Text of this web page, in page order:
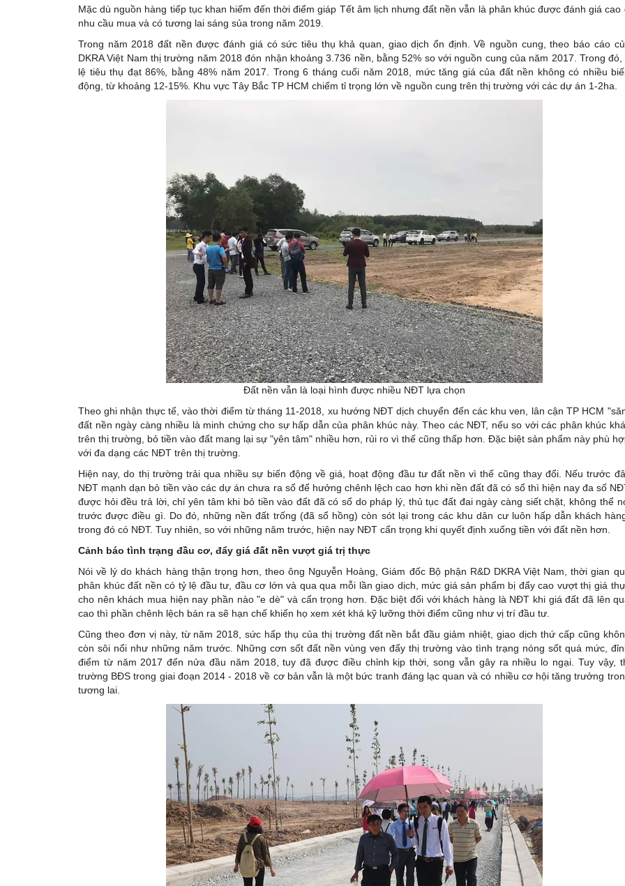
Mặc dù nguồn hàng tiếp tục khan hiếm đến thời điểm giáp Tết âm lịch nhưng đất nền vẫn là phân khúc được đánh giá cao
nhu cầu mua và có tương lai sáng sủa trong năm 2019.
Trong năm 2018 đất nền được đánh giá có sức tiêu thụ khả quan, giao dịch ổn định. Về nguồn cung, theo báo cáo
DKRA Việt Nam thị trường năm 2018 đón nhận khoảng 3.736 nền, bằng 52% so với nguồn cung của năm 2017. Trong đó,
lệ tiêu thụ đạt 86%, bằng 48% năm 2017. Trong 6 tháng cuối năm 2018, mức tăng giá của đất nền không có nhiều
động, từ khoảng 12-15%. Khu vực Tây Bắc TP HCM chiếm tỉ trọng lớn về nguồn cung trên thị trường với các dự án 1-2ha.
Đất nền vẫn là loại hình được nhiều NĐT lựa chọn
Theo ghi nhận thực tế, vào thời điểm từ tháng 11-2018, xu hướng NĐT dịch chuyển đến các khu ven, lân cận TP HCM
đất nền ngày càng nhiều là minh chứng cho sự hấp dẫn của phân khúc này. Theo các NĐT, nếu so với các phân khúc
trên thị trường, bỏ tiền vào đất mang lại sự "yên tâm" nhiều hơn, rủi ro vì thế cũng thấp hơn. Đặc biệt sản phẩm này phù
với đa dạng các NĐT trên thị trường.
Hiện nay, do thị trường trải qua nhiều sự biến động về giá, hoạt động đầu tư đất nền vì thế cũng thay đổi. Nếu trước
NĐT mạnh dạn bỏ tiền vào các dự án chưa ra sổ để hưởng chênh lệch cao hơn khi nền đất đã có sổ thì hiện nay đa số
được hỏi đều trả lời, chỉ yên tâm khi bỏ tiền vào đất đã có sổ do pháp lý, thủ tục đất đai ngày càng siết chặt, không thể
trước được điều gì. Do đó, những nền đất trống (đã sổ hồng) còn sót lại trong các khu dân cư luôn hấp dẫn khách
trong đó có NĐT. Tuy nhiên, so với những năm trước, hiện nay NĐT cẩn trọng khi quyết định xuống tiền với đất nền hơn.
Cảnh báo tình trạng đầu cơ, đẩy giá đất nền vượt giá trị thực
Nói về lý do khách hàng thận trọng hơn, theo ông Nguyễn Hoàng, Giám đốc Bộ phận R&D DKRA Việt Nam, thời gian
phân khúc đất nền có tỷ lệ đầu tư, đầu cơ lớn và qua qua mỗi lần giao dịch, mức giá sản phẩm bị đẩy cao vượt thị giá
cho nên khách mua hiện nay phần nào "e dè" và cẩn trọng hơn. Đặc biệt đối với khách hàng là NĐT khi giá đất đã lên
cao thì phần chênh lệch bán ra sẽ hạn chế khiến họ xem xét khá kỹ lưỡng thời điểm cũng như vị trí đầu tư.
Cũng theo đơn vị này, từ năm 2018, sức hấp thụ của thị trường đất nền bắt đầu giảm nhiệt, giao dịch thứ cấp cũng
còn sôi nổi như những năm trước. Những cơn sốt đất nền vùng ven đẩy thị trường vào tình trạng nóng sốt quá mức,
điểm từ năm 2017 đến nửa đầu năm 2018, tuy đã được điều chỉnh kịp thời, song vẫn gây ra nhiều lo ngại. Tuy vậy,
trường BĐS trong giai đoạn 2014 - 2018 về cơ bản vẫn là một bức tranh đáng lạc quan và có nhiều cơ hội tăng trưởng
tương lai.